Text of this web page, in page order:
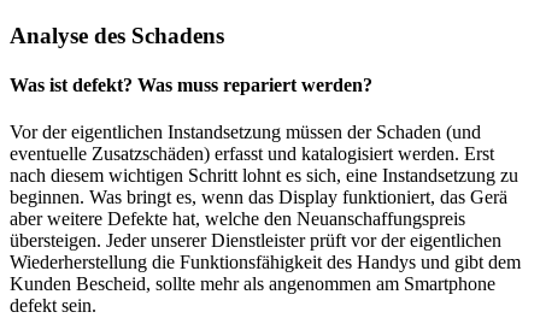
Analyse des Schadens
Was ist defekt? Was muss repariert werden?
Vor der eigentlichen Instandsetzung müssen der Schaden (und
eventuelle Zusatzschäden) erfasst und katalogisiert werden. Erst
nach diesem wichtigen Schritt lohnt es sich, eine Instandsetzung zu
beginnen. Was bringt es, wenn das Display funktioniert, das Gerä
aber weitere Defekte hat, welche den Neuanschaffungspreis
übersteigen. Jeder unserer Dienstleister prüft vor der eigentlichen
Wiederherstellung die Funktionsfähigkeit des Handys und gibt dem
Kunden Bescheid, sollte mehr als angenommen am Smartphone
defekt sein.